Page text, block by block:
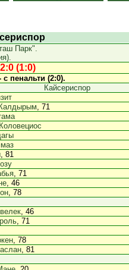
Парк".
(1:0)
с пенальти (2:0).
Кайсериспор
, 71
, 81
, 71
, 46
, 78
, 46
, 71
, 78
, 81